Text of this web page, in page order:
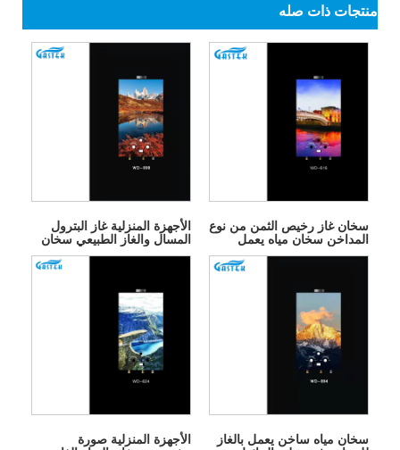
منتجات ذات صله
الأجهزة المنزلية غاز البترول
المسال والغاز الطبيعي سخان
المياه بالغاز الفوري
سخان غاز رخيص الثمن من نوع
المداخن سخان مياه يعمل
بالغاز بدون خزان
الأجهزة المنزلية صورة
سخان مياه ساخن يعمل بالغاز